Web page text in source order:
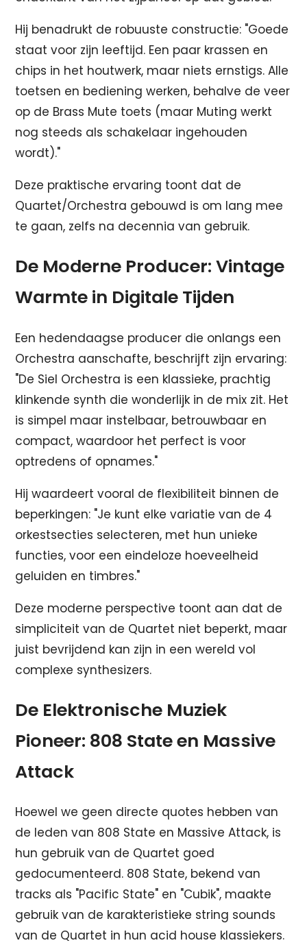
Hij benadrukt de robuuste constructie: "Goede
staat voor zijn leeftijd. Een paar krassen en
chips in het houtwerk, maar niets ernstigs. Alle
toetsen en bediening werken, behalve de veer
op de Brass Mute toets (maar Muting werkt
nog steeds als schakelaar ingehouden
wordt)."
Deze praktische ervaring toont dat de
Quartet/Orchestra gebouwd is om lang mee
te gaan, zelfs na decennia van gebruik.
De Moderne Producer: Vintage
Warmte in Digitale Tijden
Een hedendaagse producer die onlangs een
Orchestra aanschafte, beschrijft zijn ervaring:
"De Siel Orchestra is een klassieke, prachtig
klinkende synth die wonderlijk in de mix zit. Het
is simpel maar instelbaar, betrouwbaar en
compact, waardoor het perfect is voor
optredens of opnames."
Hij waardeert vooral de flexibiliteit binnen de
beperkingen: "Je kunt elke variatie van de 4
orkestsecties selecteren, met hun unieke
functies, voor een eindeloze hoeveelheid
geluiden en timbres."
Deze moderne perspective toont aan dat de
simpliciteit van de Quartet niet beperkt, maar
juist bevrijdend kan zijn in een wereld vol
complexe synthesizers.
De Elektronische Muziek
Pioneer: 808 State en Massive
Attack
Hoewel we geen directe quotes hebben van
de leden van 808 State en Massive Attack, is
hun gebruik van de Quartet goed
gedocumenteerd. 808 State, bekend van
tracks als "Pacific State" en "Cubik", maakte
gebruik van de karakteristieke string sounds
van de Quartet in hun acid house klassiekers.